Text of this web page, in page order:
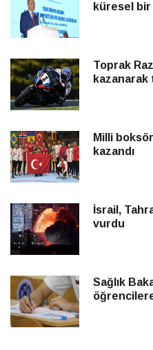
küresel
Toprak
Milli
kazandı
İsrail,
vurdu
Sağlık